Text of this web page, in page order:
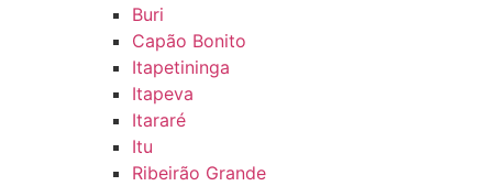
Buri
Capão Bonito
Itapetininga
Itapeva
Itararé
Itu
Ribeirão Grande